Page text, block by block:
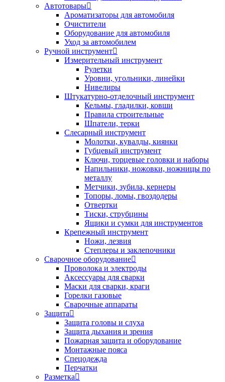
Автотовары
Ароматизаторы для автомобиля
Очистители
Оборудование для автомобиля
Уход за автомобилем
Ручной инструмент
Измерительный инструмент
Рулетки
Уровни, угольники, линейки
Нивелиры
Штукатурно-отделочный инструмент
Кельмы, гладилки, ковши
Правила строительные
Шпатели, терки
Слесарный инструмент
Молотки, кувалды, киянки
Губцевый инструмент
Ключи, торцевые головки и наборы
Напильники, ножовки, ножницы по
металлу
Метчики, зубила, кернеры
Топоры, ломы, гвоздодеры
Отвертки
Тиски, струбцины
Ящики и сумки для инструментов
Крепежный инструмент
Ножи, лезвия
Степлеры и заклепочники
Сварочное оборудование
Проволока и электроды
Аксессуары для сварки
Маски для сварки, краги
Горелки газовые
Сварочные аппараты
Защита
Защита головы и слуха
Защита дыхания и зрения
Пожарная защита и оборудование
Монтажные пояса
Спецодежда
Перчатки
Разметка